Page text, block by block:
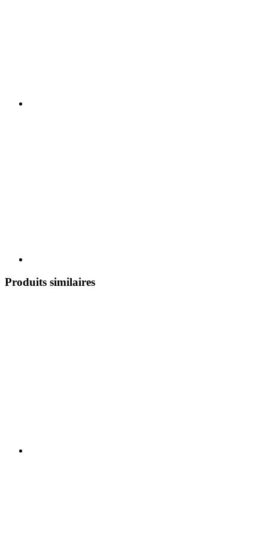
Produits similaires